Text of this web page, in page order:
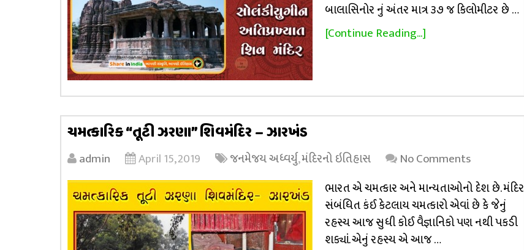
બાલાસિનોર નું અંતર માત્ર ૩૭ જ કિલોમીટર છે …
[Continue Reading...]
ચમત્કારિક “તૂટી ઝરણા” શિવમંદિર – ઝારખંડ
admin April 15, 2019 જનમેજય અધ્વર્યુ,મંદિરનો ઇતિહાસ
No Comments
ભારત એ ચમત્કાર અને માન્યતાઓનો દેશ છે. મંદિર
સંબંધિત કંઈ કેટલાય ચમત્કારો એવાં છે કે જેનું
રહસ્ય આજ સુધી કોઈ વૈજ્ઞાનિકો પણ નથી પકડી
શક્યાં. એનું રહસ્ય એ આજ …